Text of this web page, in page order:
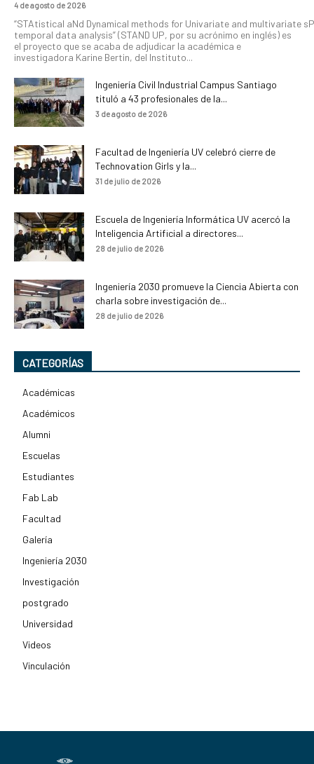
4 de agosto de 2026
“STAtistical aNd Dynamical methods for Univariate and multivariate
temporal data analysis” (STAND UP, por su acrónimo en inglés) es
el proyecto que se acaba de adjudicar la académica e
investigadora Karine Bertin, del Instituto...
Ingeniería Civil Industrial Campus Santiago
tituló a 43 profesionales de la...
3 de agosto de 2026
Facultad de Ingeniería UV celebró cierre de
Technovation Girls y la...
31 de julio de 2026
Escuela de Ingeniería Informática UV acercó la
Inteligencia Artificial a directores...
28 de julio de 2026
Ingeniería 2030 promueve la Ciencia Abierta con
charla sobre investigación de...
28 de julio de 2026
CATEGORÍAS
Académicas
Académicos
Alumni
Escuelas
Estudiantes
Fab Lab
Facultad
Galería
Ingeniería 2030
Investigación
postgrado
Universidad
Videos
Vinculación